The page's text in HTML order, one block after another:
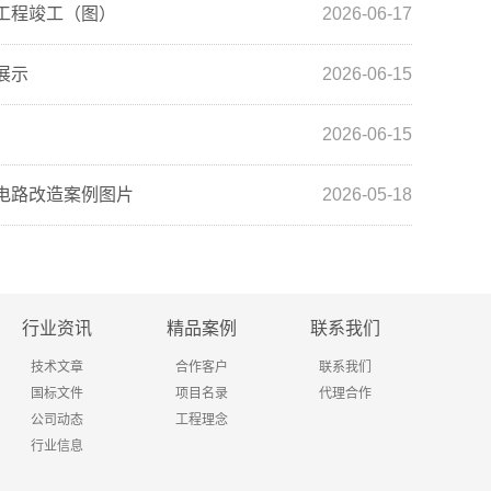
2026-06-17
竣工（图）
2026-06-15
示
2026-06-15
2026-05-18
路改造案例图片
行业资讯
技术文章
国标文件
公司动态
行业信息
精品案例
合作客户
项目名录
工程理念
联系我们
联系我们
代理合作